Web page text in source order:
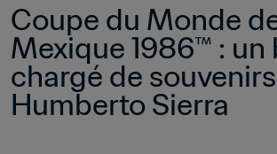
Coupe du Monde
Mexique 1986™ : un
chargé de
Humberto Sierra